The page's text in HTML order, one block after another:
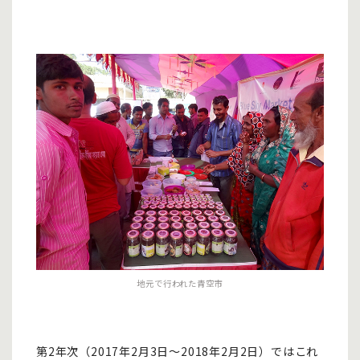
地元で行われた青空市
第2年次（2017年2月3日～2018年2月2日）ではこれ